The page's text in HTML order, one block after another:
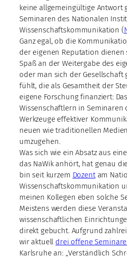
keine allgemeingültige Antwort
Seminaren des Nationalen
Wissenschaftskommunikation (
Ganz egal, ob die
der eigenen Reputation dienen
Spaß an der Weitergabe des
oder man sich der
fühlt, die als Gesamtheit der
eigene Forschung finanziert:
Wissenschaftlern in Seminaren
Werkzeuge effektiver
neuen wie traditionellen
umzugehen.
Was sich wie ein Absatz aus
das NaWik anhört, hat genau
bin seit kurzem Dozentam
Wissenschaftskommunikation
meinen Kollegen eben solche
Meistens werden diese
wissenschaftlichen
direkt gebucht. Aufgrund
wir aktuell drei offene Seminare
Karlsruhe an: „Verständlich